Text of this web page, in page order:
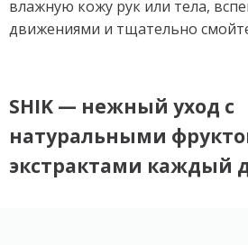
влажную кожу рук или тела,
движениями и тщательно
SHIK — нежный уход с
натуральными
экстрактами каждый